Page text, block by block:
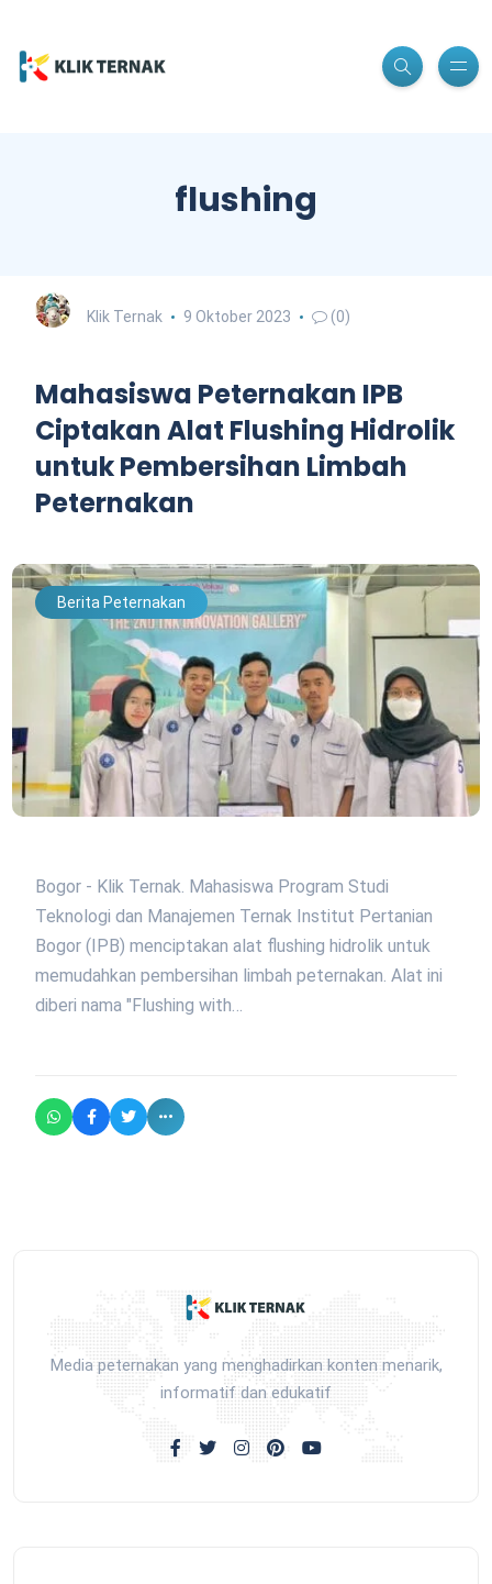
flushing
Klik Ternak 9 Oktober 2023 (0)
Mahasiswa Peternakan IPB
Ciptakan Alat Flushing Hidrolik
untuk Pembersihan Limbah
Peternakan
Berita Peternakan
Bogor - Klik Ternak. Mahasiswa Program Studi
Teknologi dan Manajemen Ternak Institut Pertanian
Bogor (IPB) menciptakan alat flushing hidrolik untuk
memudahkan pembersihan limbah peternakan. Alat ini
diberi nama "Flushing with…
Media peternakan yang menghadirkan konten menarik,
informatif dan edukatif